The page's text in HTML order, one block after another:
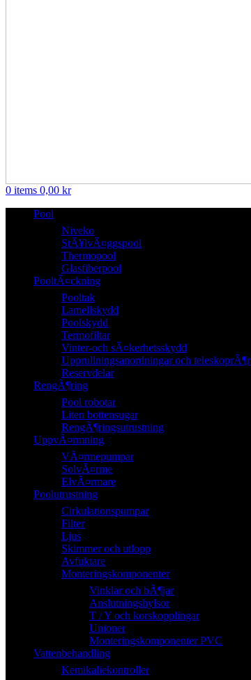
0 items 0,00 kr
Pool
Niveko
StÃ¥lvÃ¤ggspool
Thermopool
Glasfiberpool
PooltÃ¤ckning
Pooltak
Lamellskydd
Poolskydd
Termofiltar
Vinter-och sÃ¤kerhetsskydd
Upprullningsanordningar och teleskoprÃ¶r
Reservdelar
RengÃ¶ring
Pool robotar
Liten bottensugar
RengÃ¶ringsutrustning
UppvÃ¤rmning
VÃ¤rmepumpar
SolvÃ¤rme
ElvÃ¤rmare
Poolutrustning
Cirkulationspumpar
Filter
Ljus
Skimmer och utlopp
Avfuktare
Monteringskomponenter
Vinklar och bÃ¶jar
Anslutningshylsor
T / Y och korskopplingar
Unioner
Monteringskomponenter PVC
Vattenbehandling
Kemikaliekontroller